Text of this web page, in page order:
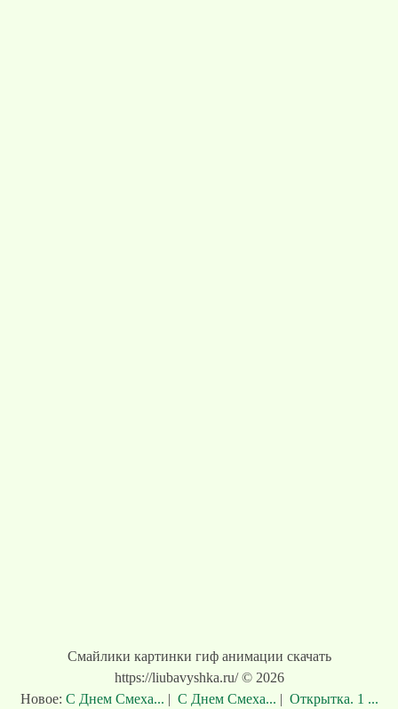
Смайлики картинки гиф анимации скачать
https://liubavyshka.ru/ © 2026
Новое: С Днем Смеха... | С Днем Смеха... | Открытка. 1 ...